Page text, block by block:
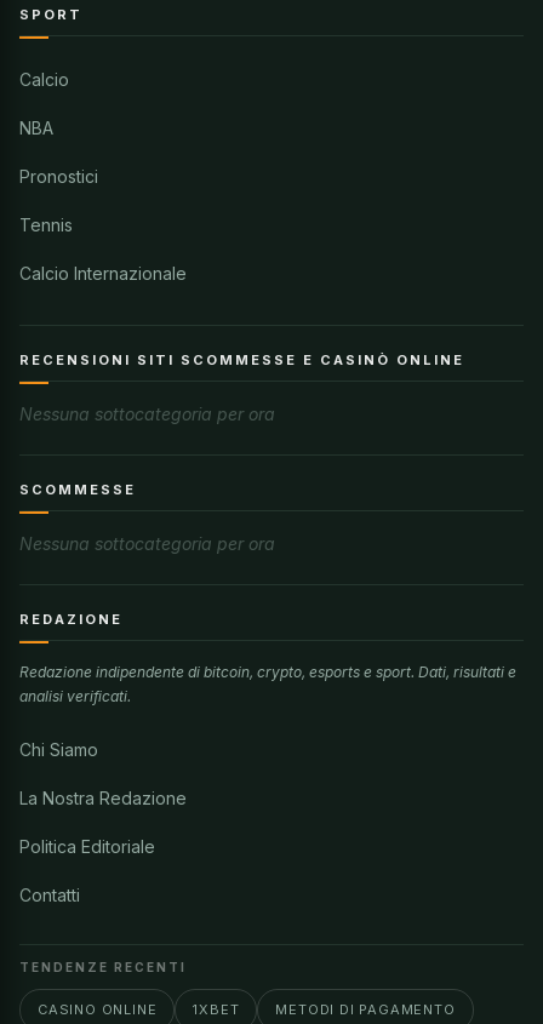
SPORT
Calcio
NBA
Pronostici
Tennis
Calcio Internazionale
RECENSIONI SITI SCOMMESSE E CASINÒ ONLINE
Nessuna sottocategoria per ora
SCOMMESSE
Nessuna sottocategoria per ora
REDAZIONE
Redazione indipendente di bitcoin, crypto, esports e sport. Dati, risultati e
analisi verificati.
Chi Siamo
La Nostra Redazione
Politica Editoriale
Contatti
TENDENZE RECENTI
CASINO ONLINE 1XBET METODI DI PAGAMENTO